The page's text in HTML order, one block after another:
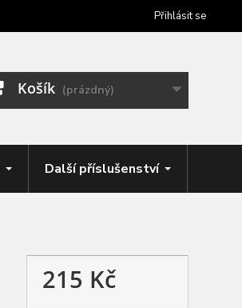
Přihlásit se
Košík (prázdný)
Další příslušenství
215 Kč